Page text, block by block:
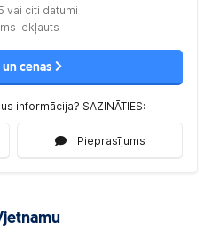
vai citi datumi
iekļauts
un cenas
informācija? SAZINĀTIES:
Pieprasījums